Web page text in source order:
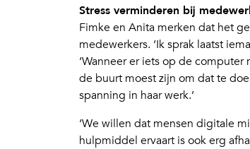
Stress verminderen bij
Fimke en Anita merken dat het
medewerkers. ‘Ik sprak laatst
‘Wanneer er iets op de
de buurt moest zijn om dat te
spanning in haar werk.’
‘We willen dat mensen digitale
hulpmiddel ervaart is ook erg